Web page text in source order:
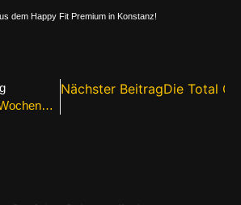
dem Happy Fit Premium in Konstanz!
Perfektes Sport-Wochenende in Konstanz: Training, Wellness & Bodensee-Flair
Nächster BeitragDie Total